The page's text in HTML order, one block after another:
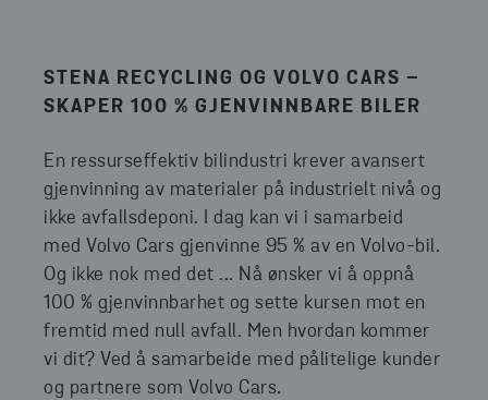
STENA RECYCLING OG VOLVO CARS –
SKAPER 100 % GJENVINNBARE BILER
En ressurseffektiv bilindustri krever avansert
gjenvinning av materialer på industrielt nivå og
ikke avfallsdeponi. I dag kan vi i samarbeid
med Volvo Cars gjenvinne 95 % av en Volvo-bil.
Og ikke nok med det ... Nå ønsker vi å oppnå
100 % gjenvinnbarhet og sette kursen mot en
fremtid med null avfall. Men hvordan kommer
vi dit? Ved å samarbeide med pålitelige kunder
og partnere som Volvo Cars.